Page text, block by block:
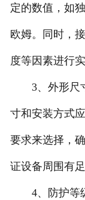
定的数值，如
欧姆。同时，
度等因素进行
3、外形尺寸
寸和安装方式
要求来选择，
证设备周围有
4、防护等级